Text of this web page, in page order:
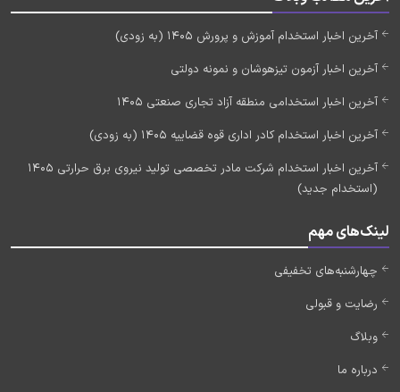
آخرین اخبار استخدام آموزش و پرورش 1405 (به زودی)
آخرین اخبار آزمون تیزهوشان و نمونه دولتی
آخرین اخبار استخدامی منطقه آزاد تجاری صنعتی 1405
آخرین اخبار استخدام کادر اداری قوه قضاییه 1405 (به زودی)
آخرین اخبار استخدام شرکت مادر تخصصی تولید نیروی برق حرارتی 1405
(استخدام جدید)
لینک‌های مهم
چهارشنبه‌های تخفیفی
رضایت و قبولی
وبلاگ
درباره ما